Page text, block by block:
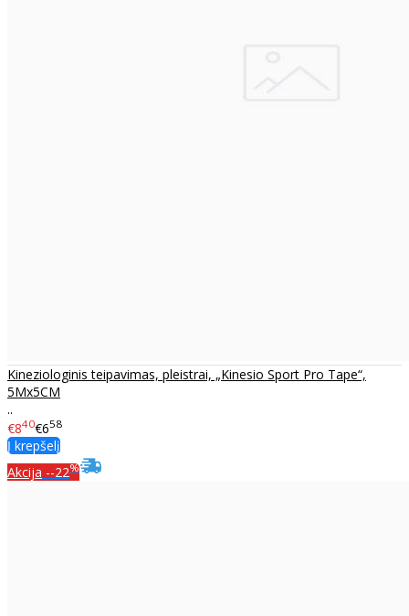
Kineziologinis teipavimas, pleistrai, „Kinesio Sport Pro Tape“,
5Mx5CM
..
€840€658
Į krepšelį
Akcija --22%